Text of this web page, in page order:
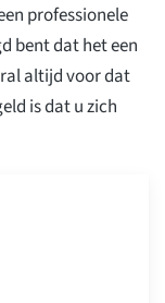
professionele
bent dat het een
altijd voor dat
is dat u zich